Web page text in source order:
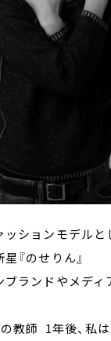
ションモデルと
『のせりん』
ランドやメディ
教師 1年後、私